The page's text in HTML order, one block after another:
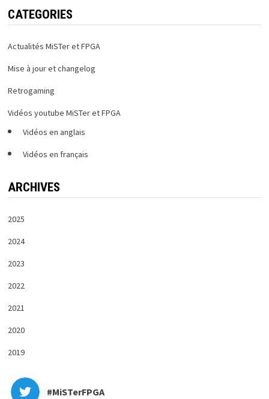
CATEGORIES
Actualités MiSTer et FPGA
Mise à jour et changelog
Retrogaming
Vidéos youtube MiSTer et FPGA
Vidéos en anglais
Vidéos en français
ARCHIVES
2025
2024
2023
2022
2021
2020
2019
#MiSTerFPGA